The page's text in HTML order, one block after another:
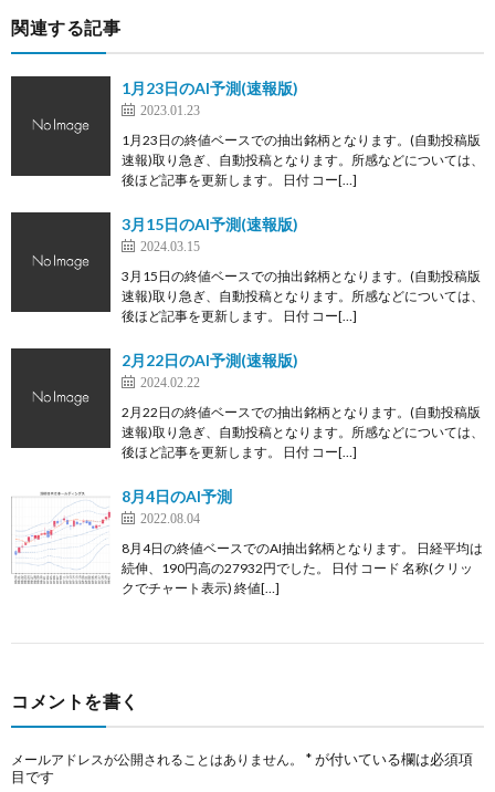
関連する記事
1月23日のAI予測(速報版)
2023.01.23
1月23日の終値ベースでの抽出銘柄となります。(自動投稿版
速報)取り急ぎ、自動投稿となります。所感などについては、
後ほど記事を更新します。 日付 コー[…]
3月15日のAI予測(速報版)
2024.03.15
3月15日の終値ベースでの抽出銘柄となります。(自動投稿版
速報)取り急ぎ、自動投稿となります。所感などについては、
後ほど記事を更新します。 日付 コー[…]
2月22日のAI予測(速報版)
2024.02.22
2月22日の終値ベースでの抽出銘柄となります。(自動投稿版
速報)取り急ぎ、自動投稿となります。所感などについては、
後ほど記事を更新します。 日付 コー[…]
8月4日のAI予測
2022.08.04
8月4日の終値ベースでのAI抽出銘柄となります。 日経平均は
続伸、190円高の27932円でした。 日付 コード 名称(クリッ
クでチャート表示) 終値[…]
コメントを書く
メールアドレスが公開されることはありません。 *が付いている欄は必須項
目です